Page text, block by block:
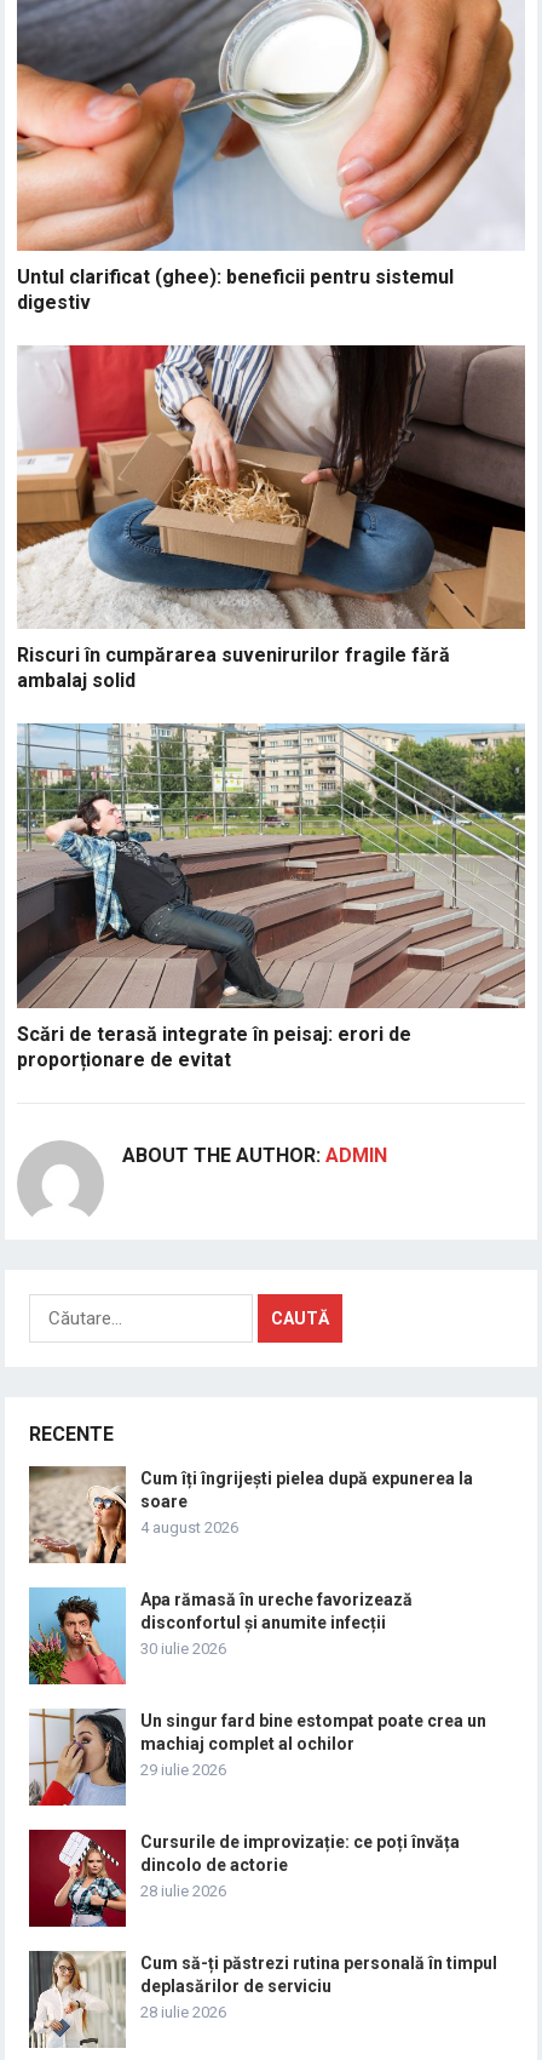
Untul clarificat (ghee): beneficii pentru sistemul
digestiv
Riscuri în cumpărarea suvenirurilor fragile fără
ambalaj solid
Scări de terasă integrate în peisaj: erori de
proporționare de evitat
ABOUT THE AUTHOR:ADMIN
Caută
după:
RECENTE
Cum îți îngrijești pielea după expunerea la
soare
4 august 2026
Apa rămasă în ureche favorizează
disconfortul și anumite infecții
30 iulie 2026
Un singur fard bine estompat poate crea un
machiaj complet al ochilor
29 iulie 2026
Cursurile de improvizație: ce poți învăța
dincolo de actorie
28 iulie 2026
Cum să-ți păstrezi rutina personală în timpul
deplasărilor de serviciu
28 iulie 2026